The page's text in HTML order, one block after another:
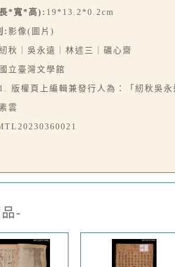
*寬*高): 19*13.2*0.2cm
: 影像(圖片)
秋｜吳永遠｜林述三｜礪心齋
國立臺灣文學館
1. 版權頁上編輯兼發行人為：「紉秋吳永
雲
-